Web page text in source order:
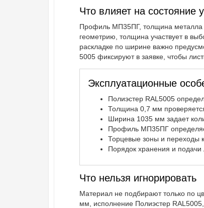
Что влияет на состояние
Профиль МП35ПГ, толщина металла
геометрию, толщина участвует в
раскладке по ширине важно
5005 фиксируют в заявке, чтобы
Эксплуатационные
Полиэстер RAL5005
Толщина 0,7 мм
Ширина 1035 мм задает
Профиль МП35ПГ
Торцевые зоны и переходы
Порядок хранения и подачи
Что нельзя игнорировать
Материал не подбирают только по
мм, исполнение Полиэстер